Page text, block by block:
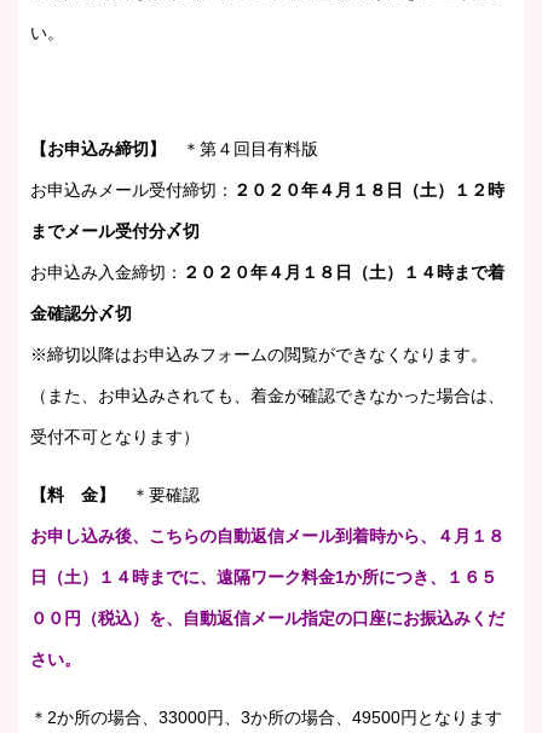
い。
【お申込み締切】 ＊第４回目有料版
お申込みメール受付締切： ２０２０年４月１８日（土）１２時
までメール受付分〆切
お申込み入金締切： ２０２０年４月１８日（土） １４時まで着
金確認分〆切
※締切以降はお申込みフォームの閲覧ができなくなります。
（また、お申込みされても、着金が確認できなかった場合は、
受付不可となります）
【料 金】 ＊要確認
お申し込み後、こちらの自動返信メール到着時から、４月１８
日（土）１４時までに、遠隔ワーク料金1か所につき、１６５
００円（税込）を、自動返信メール指定の口座にお振込みくだ
さい。
＊2か所の場合、33000円、3か所の場合、49500円となります